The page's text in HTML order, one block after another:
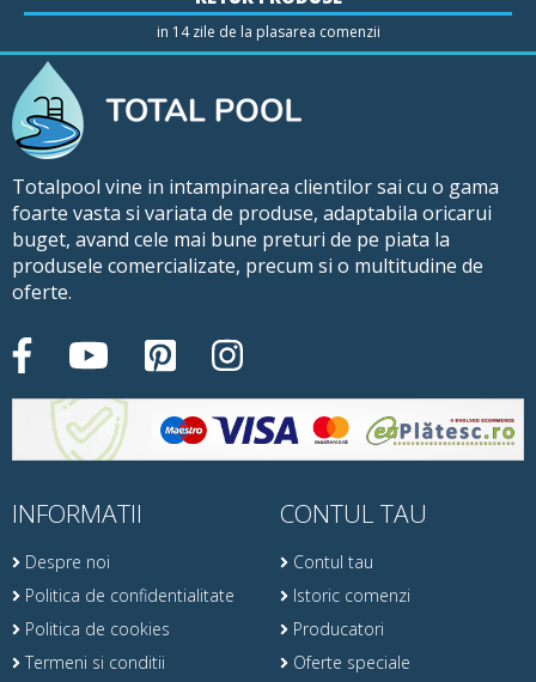
in 14 zile de la plasarea comenzii
Totalpool vine in intampinarea clientilor sai cu o gama
foarte vasta si variata de produse, adaptabila oricarui
buget, avand cele mai bune preturi de pe piata la
produsele comercializate, precum si o multitudine de
oferte.
INFORMATII
Despre noi
Politica de confidentialitate
Politica de cookies
Termeni si conditii
CONTUL TAU
Contul tau
Istoric comenzi
Producatori
Oferte speciale